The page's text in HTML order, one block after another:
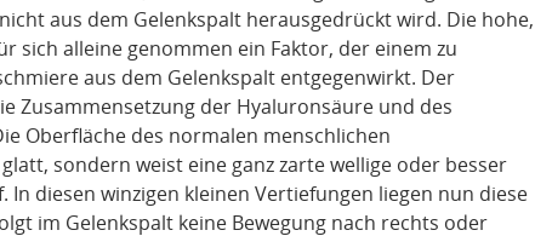
aus dem Gelenkspalt herausgedrückt wird. Die hohe,
sich alleine genommen ein Faktor, der einem zu
aus dem Gelenkspalt entgegenwirkt. Der
Zusammensetzung der Hyaluronsäure und des
Oberfläche des normalen menschlichen
sondern weist eine ganz zarte wellige oder besser
diesen winzigen kleinen Vertiefungen liegen nun diese
im Gelenkspalt keine Bewegung nach rechts oder